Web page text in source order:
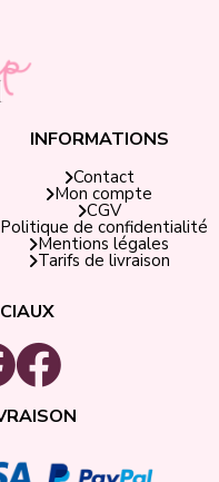
INFORMATIONS
Contact
Mon compte
CGV
Politique de confidentialité
Mentions légales
Tarifs de livraison